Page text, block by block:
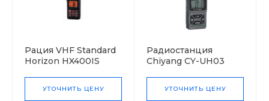
Рация VHF Standard
Horizon HX400IS
УТОЧНИТЬ ЦЕНУ
Радиостанция
Chiyang CY-UH03
УТОЧНИТЬ ЦЕНУ